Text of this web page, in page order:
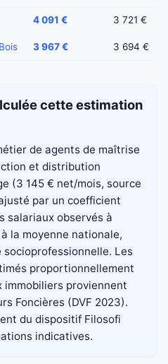
4 091 € 3 721 €
3 967 € 3 694 €
cette estimation
de agents de maîtrise
et distribution
(3 145 € net/mois, source
par un coefficient
salariaux observés à
la moyenne nationale,
Les
proportionnellement
immobiliers proviennent
Foncières (DVF 2023).
du dispositif Filosofi
indicatives.